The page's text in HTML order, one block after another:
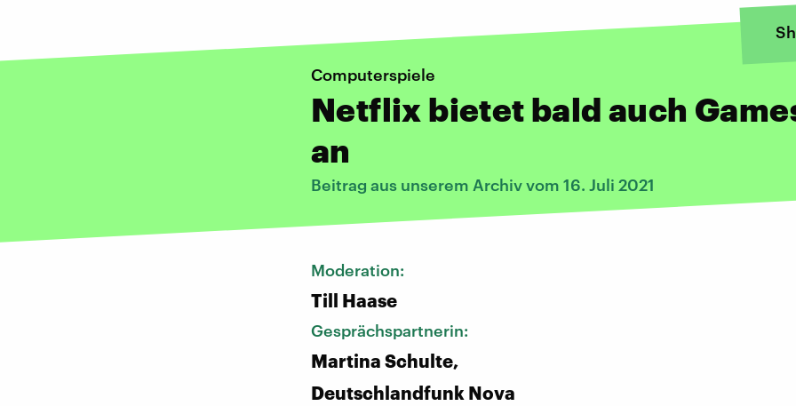
Computerspiele
Netflix bietet bald auch
an
Beitrag aus unserem Archiv vom 16. Juli 2021
Moderation:
Till Haase
Gesprächspartnerin:
Martina Schulte,
Deutschlandfunk Nova